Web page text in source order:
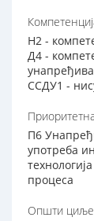
Н2 -
Д4 -
ССДУ1 -
П6
употреба
процеса
Општи